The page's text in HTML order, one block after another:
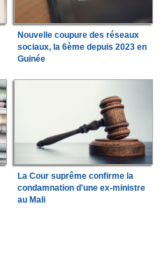
Nouvelle coupure des réseaux
sociaux, la 6ème depuis 2023 en
Guinée
La Cour suprême confirme la
condamnation d'une ex-ministre
au Mali